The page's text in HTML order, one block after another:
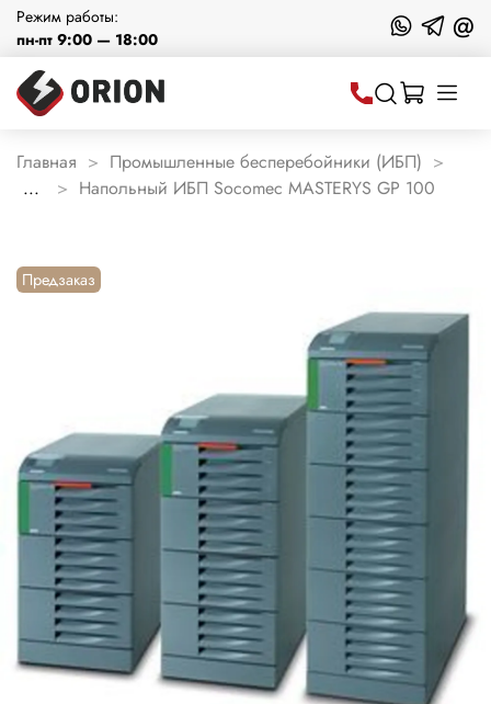
Режим работы:
пн-пт 9:00 — 18:00
@
Главная
Промышленные бесперебойники (ИБП)
...
Напольный ИБП Socomec MASTERYS GP 100
Предзаказ